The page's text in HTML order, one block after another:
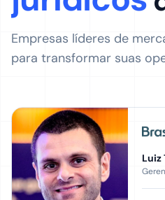
Empresas líderes de
para transformar suas
Luiz